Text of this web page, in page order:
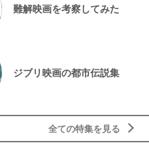
難解映画を考察してみた
ジブリ映画の都市伝説集
全ての特集を見る